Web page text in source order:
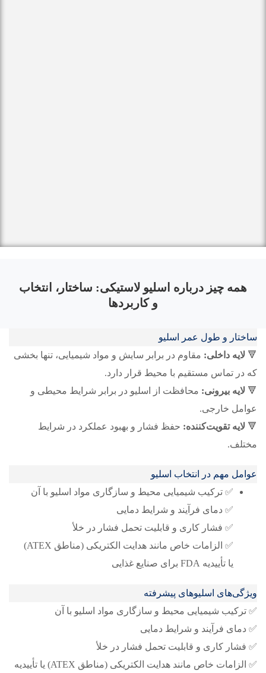
همه چیز درباره اسلیو لاستیکی: ساختار، انتخاب
و کاربردها
ساختار و طول عمر اسلیو
🔻 لایه داخلی: مقاوم در برابر سایش و مواد شیمیایی، تنها بخشی
که در تماس مستقیم با محیط قرار دارد.
🔻 لایه بیرونی: محافظت از اسلیو در برابر شرایط محیطی و
عوامل خارجی.
🔻 لایه تقویت‌کننده: حفظ فشار و بهبود عملکرد در شرایط
مختلف.
عوامل مهم در انتخاب اسلیو
✅ ترکیب شیمیایی محیط و سازگاری مواد اسلیو با آن
✅ دمای فرآیند و شرایط دمایی
✅ فشار کاری و قابلیت تحمل فشار در خلأ
✅ الزامات خاص مانند هدایت الکتریکی (مناطق ATEX)
یا تأییدیه FDA برای صنایع غذایی
ویژگی‌های اسلیوهای پیشرفته
✅ ترکیب شیمیایی محیط و سازگاری مواد اسلیو با آن
✅ دمای فرآیند و شرایط دمایی
✅ فشار کاری و قابلیت تحمل فشار در خلأ
✅ الزامات خاص مانند هدایت الکتریکی (مناطق ATEX) یا تأییدیه